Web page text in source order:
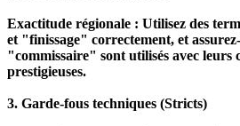
Exactitude régionale : Utilisez des
et "finissage" correctement, et
"commissaire" sont utilisés avec leurs
prestigieuses.
3. Garde-fous techniques (Stricts)